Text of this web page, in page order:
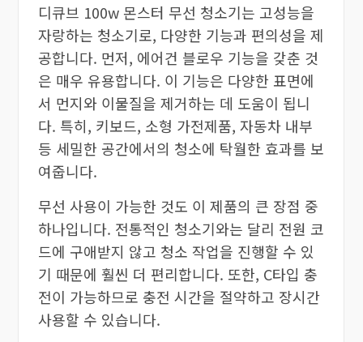
디큐브 100w 몬스터 무선 청소기는 고성능을
자랑하는 청소기로, 다양한 기능과 편의성을 제
공합니다. 먼저, 에어건 블로우 기능을 갖춘 것
은 매우 유용합니다. 이 기능은 다양한 표면에
서 먼지와 이물질을 제거하는 데 도움이 됩니
다. 특히, 키보드, 소형 가전제품, 자동차 내부
등 세밀한 공간에서의 청소에 탁월한 효과를 보
여줍니다.
무선 사용이 가능한 것도 이 제품의 큰 장점 중
하나입니다. 전통적인 청소기와는 달리 전원 코
드에 구애받지 않고 청소 작업을 진행할 수 있
기 때문에 훨씬 더 편리합니다. 또한, C타입 충
전이 가능하므로 충전 시간을 절약하고 장시간
사용할 수 있습니다.